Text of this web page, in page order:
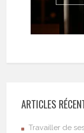
ARTICLES
Travailler de